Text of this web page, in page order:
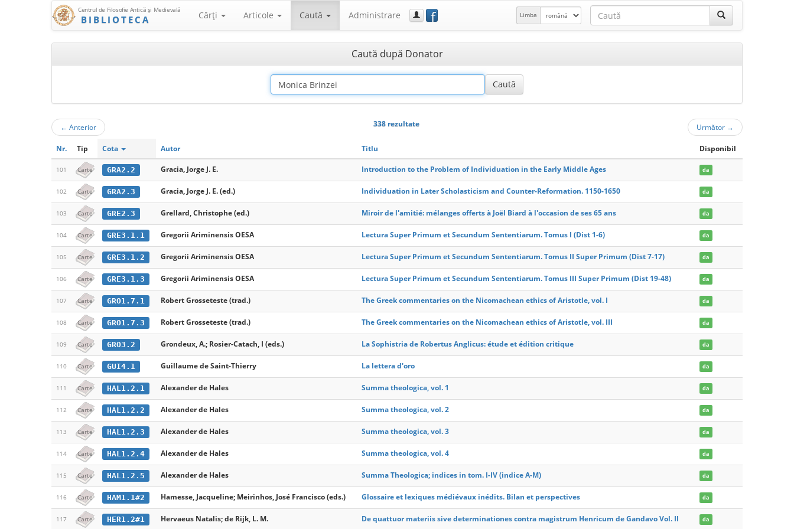
Centrul de Filosofie Antică şi Medievală
BIBLIOTECA Cărţi Articole Caută Administrare f Limba
Caută după Donator
← Anterior 338 rezultate Următor →
Nr. Tip Cota Autor Titlu Disponibil
101 Carte GRA2.2 Gracia, Jorge J. E. Introduction to the Problem of Individuation in the Early Middle Ages da
102 Carte GRA2.3 Gracia, Jorge J. E. (ed.) Individuation in Later Scholasticism and Counter-Reformation. 1150-1650 da
103 Carte GRE2.3 Grellard, Christophe (ed.) Miroir de l'amitié: mélanges offerts à Joël Biard à l'occasion de ses 65 ans da
104 Carte GRE3.1.1 Gregorii Ariminensis OESA Lectura Super Primum et Secundum Sententiarum. Tomus I (Dist 1-6) da
105 Carte GRE3.1.2 Gregorii Ariminensis OESA Lectura Super Primum et Secundum Sententiarum. Tomus II Super Primum (Dist 7-17) da
106 Carte GRE3.1.3 Gregorii Ariminensis OESA Lectura Super Primum et Secundum Sententiarum. Tomus III Super Primum (Dist 19-48) da
107 Carte GRO1.7.1 Robert Grosseteste (trad.) The Greek commentaries on the Nicomachean ethics of Aristotle, vol. I da
108 Carte GRO1.7.3 Robert Grosseteste (trad.) The Greek commentaries on the Nicomachean ethics of Aristotle, vol. III da
109 Carte GRO3.2 Grondeux, A.; Rosier-Catach, I (eds.) La Sophistria de Robertus Anglicus: étude et édition critique da
110 Carte GUI4.1 Guillaume de Saint-Thierry La lettera d'oro da
111 Carte HAL1.2.1 Alexander de Hales Summa theologica, vol. 1 da
112 Carte HAL1.2.2 Alexander de Hales Summa theologica, vol. 2 da
113 Carte HAL1.2.3 Alexander de Hales Summa theologica, vol. 3 da
114 Carte HAL1.2.4 Alexander de Hales Summa theologica, vol. 4 da
115 Carte HAL1.2.5 Alexander de Hales Summa Theologica; indices in tom. I-IV (indice A-M) da
116 Carte HAM1.1#2 Hamesse, Jacqueline; Meirinhos, José Francisco (eds.) Glossaire et lexiques médiévaux inédits. Bilan et perspectives da
117 Carte HER1.2#1 Hervaeus Natalis; de Rijk, L. M. De quattuor materiis sive determinationes contra magistrum Henricum de Gandavo Vol. II da